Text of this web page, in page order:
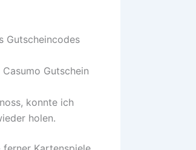
Gutscheincodes
Gutschein
konnte ich
holen.